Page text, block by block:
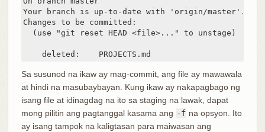
Your branch is up-to-date with 'origin/master'.
Changes to be committed:
  (use "git reset HEAD <file>..." to unstage)
    deleted:    PROJECTS.md
Sa susunod na ikaw ay mag-commit, ang file ay mawawala
at hindi na masubaybayan. Kung ikaw ay nakapagbago ng
isang file at idinagdag na ito sa staging na lawak, dapat
mong pilitin ang pagtanggal kasama ang -f na opsyon. Ito
ay isang tampok na kaligtasan para maiwasan ang